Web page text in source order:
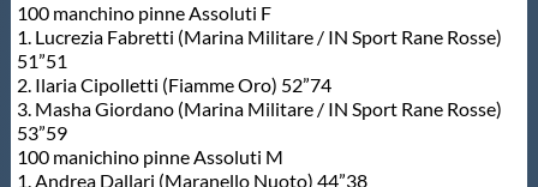
Area Legislativa
Protezione Civile
Qualità
100 manchino pinne Assoluti F
1. Lucrezia Fabretti (Marina Militare / IN Sport Rane Rosse)
51”51
2. Ilaria Cipolletti (Fiamme Oro) 52”74
3. Masha Giordano (Marina Militare / IN Sport Rane Rosse)
53”59
100 manichino pinne Assoluti M
1. Andrea Dallari (Maranello Nuoto) 44”38